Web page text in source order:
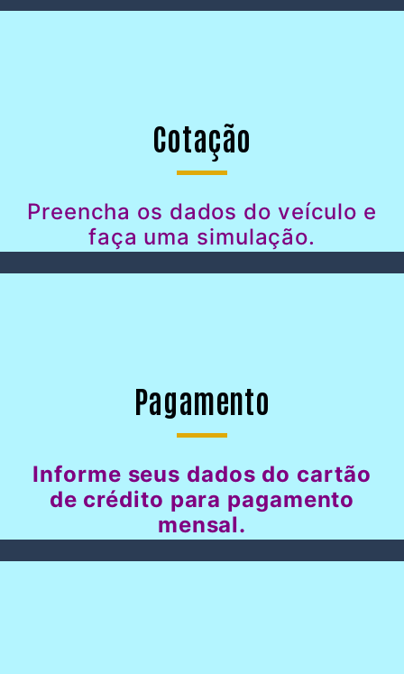
Cotação
Preencha os dados do veículo e
faça uma simulação.
Pagamento
Informe seus dados do cartão
de crédito para pagamento
mensal.